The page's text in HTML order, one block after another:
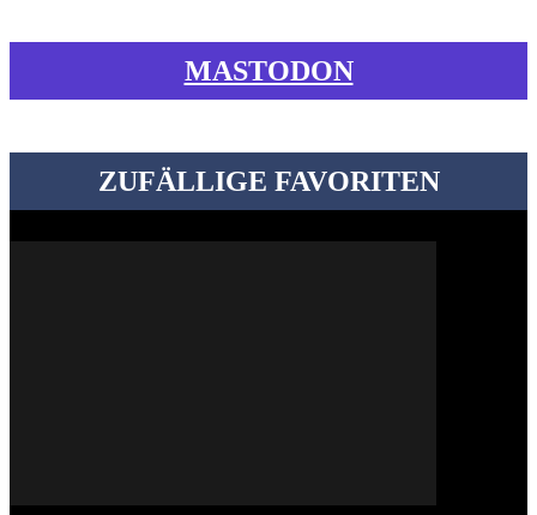
MASTODON
ZUFÄLLIGE FAVORITEN